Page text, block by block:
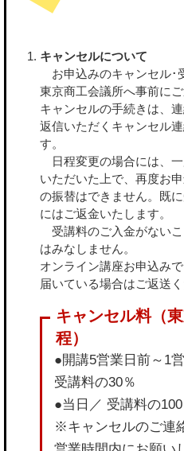
キャンセルについて
お申込みのキャンセル･
東京商工会議所へ事前にご
キャンセルの手続きは、
返信いただくキャンセル
す。
日程変更の場合には、
いただいた上で、再度お
の振替はできません。既
にはご返金いたします。
受講料のご入金がない
はみなしません。
オンライン講座お申込み
届いている場合はご返送く
●開講5営業日前～1
受講料の30％
●当日／ 受講料の100
※キャンセルのご連